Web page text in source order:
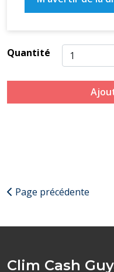
Quantité
Page précédente
Clim Cash